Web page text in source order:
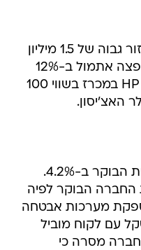
מניית תים עולה ב-4.6% במחזור גבוה של 1.5 מיליון
שקל. החברה הבת טי.טי.איי קפצה אתמול ב-12%
בעקבות הערכות כי גברה על HP במכרז בשווי 100
האצ'יסון.
מניית אלקטרוניקס ליין מטפסת הבוקר ב-4.2%.
החברה הבוקר לפיה
מערכות אבטחה
56.7 מיליון שקל עם לקוח מוביל
מסרה כי